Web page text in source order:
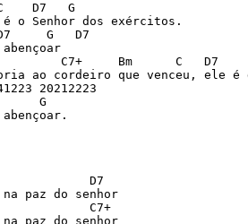
D7   G
o Senhor dos exércitos.
G   D7
C7+     Bm      C   D7
ao cordeiro que venceu, ele é
20212223
G
D7
paz do senhor
C7+
paz do senhor